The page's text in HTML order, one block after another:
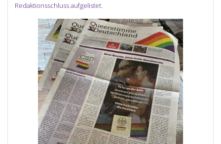
Redaktionsschluss aufgelistet.